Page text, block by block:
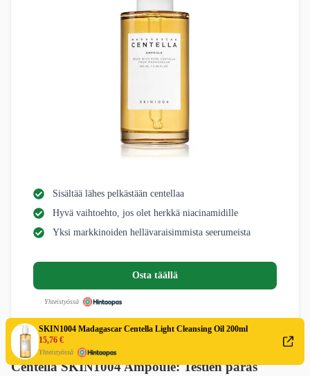
SKIN1004 Madagascar Centella Light Cleansing Oil 200ml
15,76 €
Yhteistyössä
Sisältää lähes pelkästään centellaa
Hyvä vaihtoehto, jos olet herkkä niacinamidille
Yksi markkinoiden hellävaraisimmista seerumeista
Osta täällä
Yhteistyössä
Centella SKIN1004 Ampoule: Testien paras